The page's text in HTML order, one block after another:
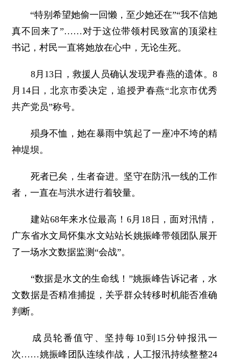
“特别希望她偷一回懒，至少她还在”“我不信她
真不回来了”……对于这位带领村民致富的顶梁柱
书记，村民一直将她放在心中，无论生死。
8月13日，救援人员确认发现尹春燕的遗体。8
月14日，北京市委决定，追授尹春燕“北京市优秀
共产党员”称号。
殒身不恤，她在暴雨中筑起了一座冲不垮的精
神堤坝。
死者已矣，生者奋进。坚守在防汛一线的工作
者，一直在与洪水进行着较量。
建站68年来水位最高！6月18日，面对汛情，
广东省水文局怀集水文站站长姚振峰带领团队展开
了一场水文数据监测“会战”。
“数据是水文的生命线！”姚振峰告诉记者，水
文数据是否精准捕捉，关乎群众转移时机能否准确
判断。
成员轮番值守、坚持每10到15分钟报汛一
次……姚振峰团队连续作战，人工报汛持续整整24